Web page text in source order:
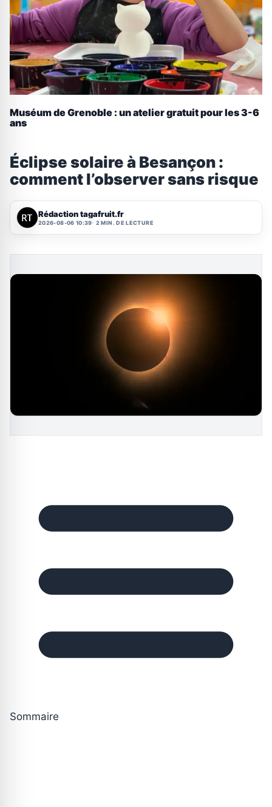
Muséum de Grenoble : un atelier gratuit pour les 3-6
ans
Éclipse solaire à Besançon :
comment l’observer sans risque
Rédaction tagafruit.fr
2026-08-06 10:39 2 MIN. DE LECTURE
Sommaire